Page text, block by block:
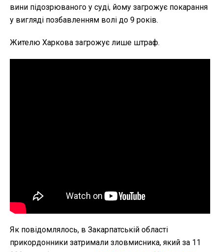
вини підозрюваного у суді, йому загрожує покарання
у вигляді позбавленням волі до 9 років.
Жителю Харкова загрожує лише штраф.
Як повідомлялось, в Закарпатській області
прикордонники затримали зловмисника, який за 11